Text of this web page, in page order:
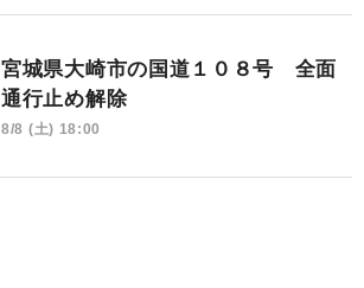
宮城県大崎市の国道１０８号 全面
通行止め解除
8/8 (土) 18:00